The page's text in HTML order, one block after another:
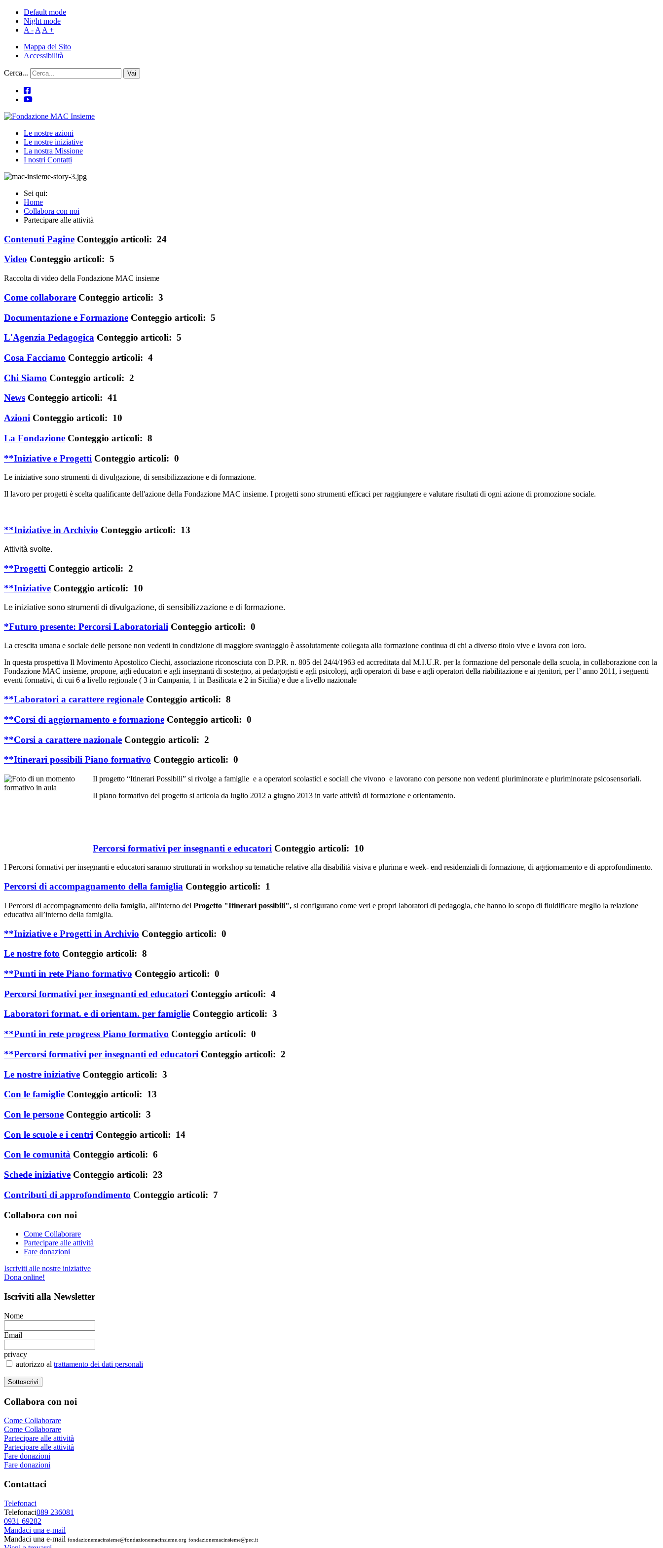
Default mode
Night mode
A - A A +
Mappa del Sito
Accessibilità
Cerca... Vai
Le nostre azioni
Le nostre iniziative
La nostra Missione
I nostri Contatti
Sei qui:
Home
Collabora con noi
Partecipare alle attività
Contenuti Pagine Conteggio articoli: 24
Video Conteggio articoli: 5
Raccolta di video della Fondazione MAC insieme
Come collaborare Conteggio articoli: 3
Documentazione e Formazione Conteggio articoli: 5
L'Agenzia Pedagogica Conteggio articoli: 5
Cosa Facciamo Conteggio articoli: 4
Chi Siamo Conteggio articoli: 2
News Conteggio articoli: 41
Azioni Conteggio articoli: 10
La Fondazione Conteggio articoli: 8
**Iniziative e Progetti Conteggio articoli: 0
Le iniziative sono strumenti di divulgazione, di sensibilizzazione e di formazione.
Il lavoro per progetti è scelta qualificante dell'azione della Fondazione MAC insieme. I progetti sono strumenti efficaci per raggiungere e valutare risultati di ogni azione di promozione sociale.
**Iniziative in Archivio Conteggio articoli: 13
Attività svolte.
**Progetti Conteggio articoli: 2
**Iniziative Conteggio articoli: 10
Le iniziative sono strumenti di divulgazione, di sensibilizzazione e di formazione.
*Futuro presente: Percorsi Laboratoriali Conteggio articoli: 0
La crescita umana e sociale delle persone non vedenti in condizione di maggiore svantaggio è assolutamente collegata alla formazione continua di chi a diverso titolo vive e lavora con loro.
In questa prospettiva Il Movimento Apostolico Ciechi, associazione riconosciuta con D.P.R. n. 805 del 24/4/1963 ed accreditata dal M.I.U.R. per la formazione del personale della scuola, in collaborazione con la
Fondazione MAC insieme, propone, agli educatori e agli insegnanti di sostegno, ai pedagogisti e agli psicologi, agli operatori di base e agli operatori della riabilitazione e ai genitori, per l’ anno 2011, i seguenti
eventi formativi, di cui 6 a livello regionale ( 3 in Campania, 1 in Basilicata e 2 in Sicilia) e due a livello nazionale
**Laboratori a carattere regionale Conteggio articoli: 8
**Corsi di aggiornamento e formazione Conteggio articoli: 0
**Corsi a carattere nazionale Conteggio articoli: 2
**Itinerari possibili Piano formativo Conteggio articoli: 0
Il progetto “Itinerari Possibili” si rivolge a famiglie e a operatori scolastici e sociali che vivono e lavorano con persone non vedenti pluriminorate e pluriminorate psicosensoriali.
Il piano formativo del progetto si articola da luglio 2012 a giugno 2013 in varie attività di formazione e orientamento.
Percorsi formativi per insegnanti e educatori Conteggio articoli: 10
I Percorsi formativi per insegnanti e educatori saranno strutturati in workshop su tematiche relative alla disabilità visiva e plurima e week- end residenziali di formazione, di aggiornamento e di approfondimento.
Percorsi di accompagnamento della famiglia Conteggio articoli: 1
I Percorsi di accompagnamento della famiglia, all'interno del Progetto "Itinerari possibili", si configurano come veri e propri laboratori di pedagogia, che hanno lo scopo di fluidificare meglio la relazione
educativa all’interno della famiglia.
**Iniziative e Progetti in Archivio Conteggio articoli: 0
Le nostre foto Conteggio articoli: 8
**Punti in rete Piano formativo Conteggio articoli: 0
Percorsi formativi per insegnanti ed educatori Conteggio articoli: 4
Laboratori format. e di orientam. per famiglie Conteggio articoli: 3
**Punti in rete progress Piano formativo Conteggio articoli: 0
**Percorsi formativi per insegnanti ed educatori Conteggio articoli: 2
Le nostre iniziative Conteggio articoli: 3
Con le famiglie Conteggio articoli: 13
Con le persone Conteggio articoli: 3
Con le scuole e i centri Conteggio articoli: 14
Con le comunità Conteggio articoli: 6
Schede iniziative Conteggio articoli: 23
Contributi di approfondimento Conteggio articoli: 7
Collabora con noi
Come Collaborare
Partecipare alle attività
Fare donazioni
Iscriviti alle nostre iniziative
Dona online!
Iscriviti alla Newsletter
Nome
Email
privacy
autorizzo al trattamento dei dati personali
Collabora con noi
Come Collaborare
Come Collaborare
Partecipare alle attività
Partecipare alle attività
Fare donazioni
Fare donazioni
Contattaci
Telefonaci
Telefonaci089 236081
0931 69282
Mandaci una e-mail
Mandaci una e-mail fondazionemacinsieme@fondazionemacinsieme.org fondazionemacinsieme@pec.it